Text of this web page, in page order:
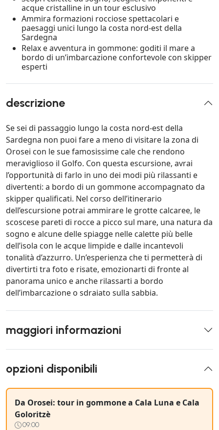
acque cristalline in un tour esclusivo
Ammira formazioni rocciose spettacolari e
paesaggi unici lungo la costa nord-est della
Sardegna
Relax e avventura in gommone: goditi il mare a
bordo di un’imbarcazione confortevole con skipper
esperti
descrizione
Se sei di passaggio lungo la costa nord-est della
Sardegna non puoi fare a meno di visitare la zona di
Orosei con le sue famosissime cale che rendono
meraviglioso il Golfo. Con questa escursione, avrai
l’opportunità di farlo in uno dei modi più rilassanti e
divertenti: a bordo di un gommone accompagnato da
skipper qualificati. Nel corso dell’itinerario
dell’escursione potrai ammirare le grotte calcaree, le
scoscese pareti di rocce a picco sul mare, una natura da
sogno e alcune delle spiagge nelle calette più belle
dell’isola con le acque limpide e dalle incantevoli
tonalità d’azzurro. Un’esperienza che ti permetterà di
divertirti tra foto e risate, emozionarti di fronte al
panorama unico e anche rilassarti a bordo
dell’imbarcazione o sdraiato sulla sabbia.
maggiori informazioni
opzioni disponibili
Da Orosei: tour in gommone a Cala Luna e Cala
Goloritzè
09:00